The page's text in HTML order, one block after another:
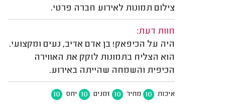
צילום תמונות לאירוע חברה פרטי.
חוות דעת:
היה על הכיפאק! בן אדם אדיב, נעים ומקצועי.
הוא הצליח בתמונות לזקק את האווירה
הכיפית והשמחה שהייתה באירוע.
איכות 10 מחיר 10 זמנים 10 יחס 10